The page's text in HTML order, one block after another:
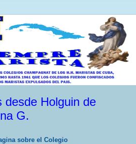
desde Holguin de
G.
sobre el Colegio